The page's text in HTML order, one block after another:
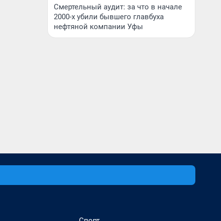
Смертельный аудит: за что в начале
2000-х убили бывшего главбуха
нефтяной компании Уфы